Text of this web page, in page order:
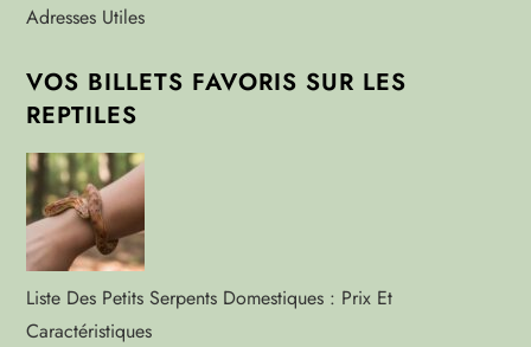
Adresses Utiles
VOS BILLETS FAVORIS SUR LES
REPTILES
Liste Des Petits Serpents Domestiques : Prix Et
Caractéristiques